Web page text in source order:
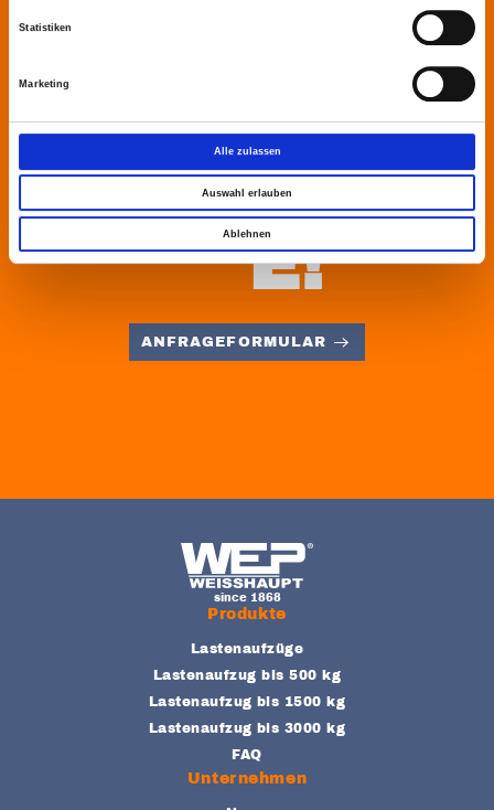
Statistiken
Marketing
Alle zulassen
Auswahl erlauben
Ablehnen
WIR FREUEN
AUF IHRE
ANFRAG
E!
ANFRAGEFORMULAR
FOOTER-NAVIGATION
Produkte
Lastenaufzüge
Lastenaufzug bis 500 kg
Lastenaufzug bis 1500 kg
Lastenaufzug bis 3000 kg
FAQ
Unternehmen